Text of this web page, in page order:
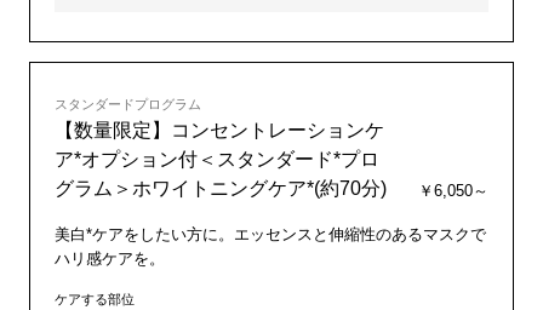
スタンダードプログラム
【数量限定】コンセントレーションケ
ア*オプション付＜スタンダード*プロ
グラム＞ホワイトニングケア*(約70分)
￥6,050～
美白*ケアをしたい方に。エッセンスと伸縮性のあるマスクで
ハリ感ケアを。
ケアする部位